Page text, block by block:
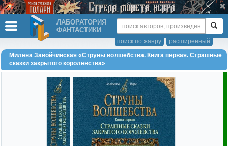
ЛАБОРАТОРИЯ
ФАНТАСТИКИ
расширенный
поиск по жанру
Милена Завойчинская «Струны волшебства. Книга первая. Страшные
сказки закрытого королевства»